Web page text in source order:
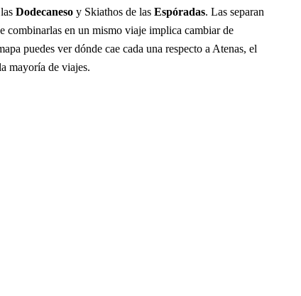
lasDodecaneso y Skiathos de lasEspóradas. Las separan
combinarlas en un mismo viaje implica cambiar de
puedes ver dónde cae cada una respecto a Atenas, el
mayoría de viajes.